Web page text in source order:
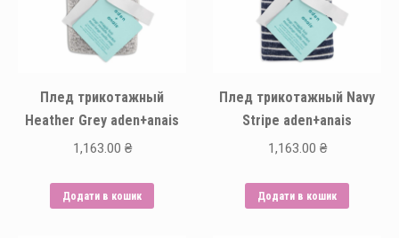
Плед трикотажный
Heather Grey aden+anais
1,163.00 ₴
Додати в кошик
Плед трикотажный Navy
Stripe aden+anais
1,163.00 ₴
Додати в кошик